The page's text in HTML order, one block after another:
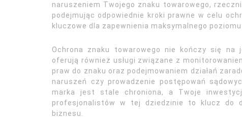
naruszeniem Twojego znaku towarowego,
podejmując odpowiednie kroki prawne w celu
kluczowe dla zapewnienia maksymalnego
Ochrona znaku towarowego nie kończy się
oferują również usługi związane z
praw do znaku oraz podejmowaniem działań
naruszeń czy prowadzenie postępowań
marka jest stale chroniona, a Twoje
profesjonalistów w tej dziedzinie to klucz do
biznesu.